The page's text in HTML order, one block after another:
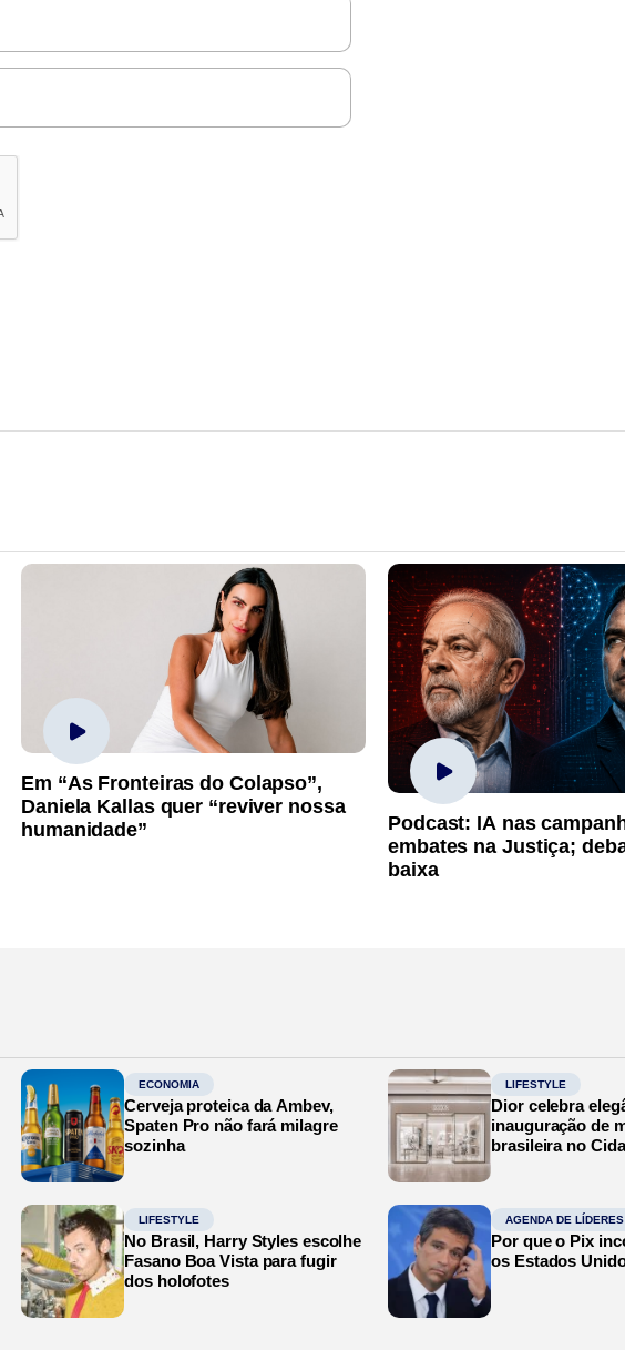
Em “As Fronteiras do Colapso”,
Daniela Kallas quer “reviver nossa
humanidade”
Podcast: IA nas
embates na Justiça;
baixa
ECONOMIA
Cerveja proteica da Ambev,
Spaten Pro não fará milagre
sozinha
LIFESTYLE
Dior celebra
inauguração de
brasileira no
LIFESTYLE
No Brasil, Harry Styles escolhe
Fasano Boa Vista para fugir
dos holofotes
AGENDA DE LÍDERES
Por que o Pix
os Estados